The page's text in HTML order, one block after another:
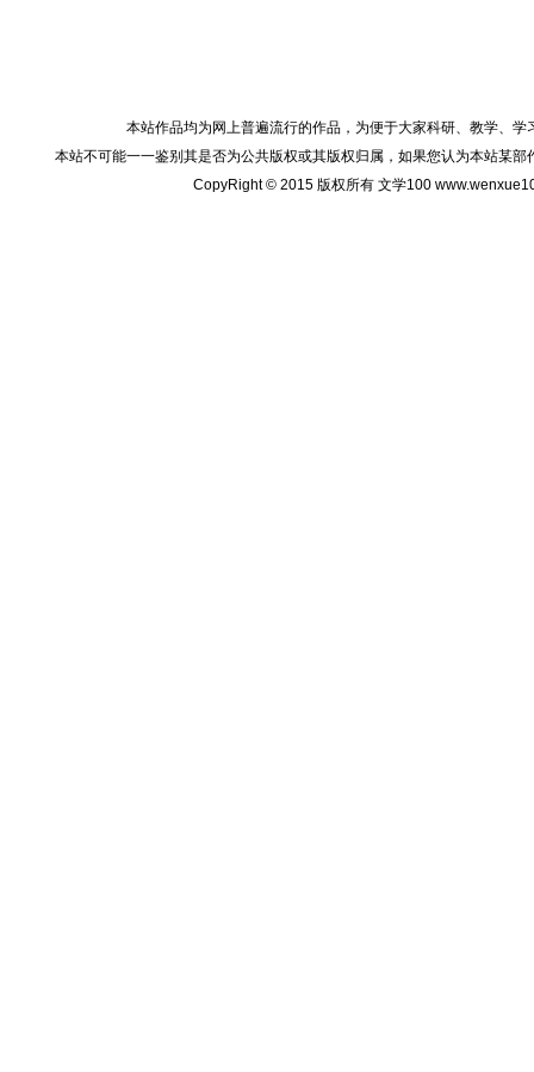
本站作品均为网上普遍流行的作品，为便于大家科研、教学、
本站不可能一一鉴别其是否为公共版权或其版权归属，如果您认为本站某
CopyRight © 2015 版权所有 文学100